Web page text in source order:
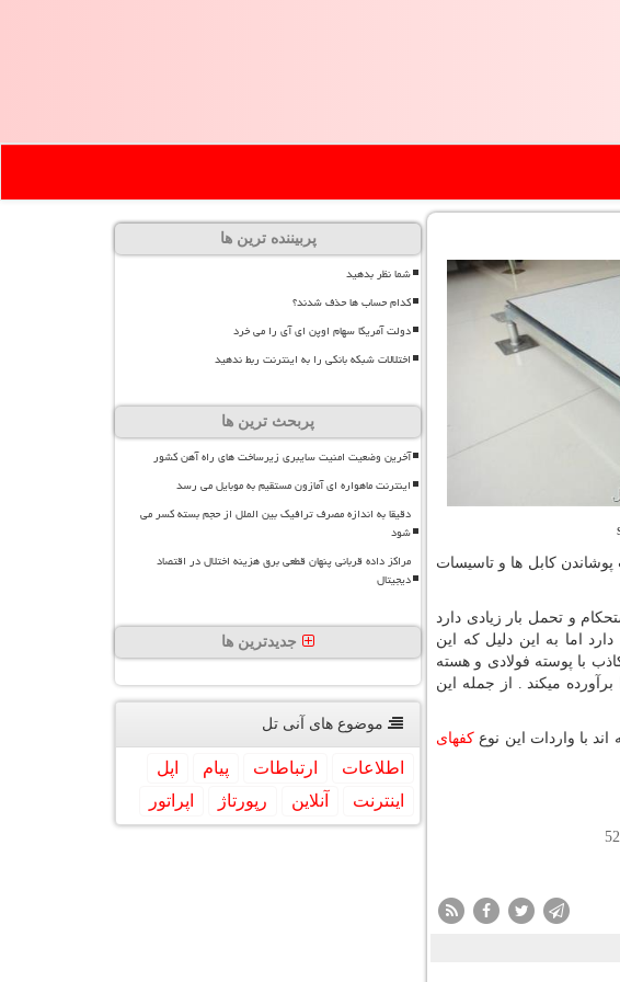
کابل ها و تاسیسات
و تحمل بار زیادی دارد
اما به این دلیل که این
با پوسته فولادی و هسته
برآورده میکند . از جمله این
کفهای
پربیننده ترین ها
شما نظر بدهید
کدام حساب ها حذف شدند؟
دولت آمریکا سهام اوپن ای آی را می خرد
اختلالات شبکه بانکی را به اینترنت ربط ندهید
پربحث ترین ها
آخرین وضعیت امنیت سایبری زیرساخت های راه آهن کشور
اینترنت ماهواره ای آمازون مستقیم به موبایل می رسد
دقیقا به اندازه مصرف ترافیک بین الملل از حجم بسته کسر می
شود
مراکز داده قربانی پنهان قطعی برق هزینه اختلال در اقتصاد
دیجیتال
جدیدترین ها
موضوع های آنی تل
اطلاعات ارتباطات پیام
اپل
اینترنت
آنلاین رپورتاژ اپراتور